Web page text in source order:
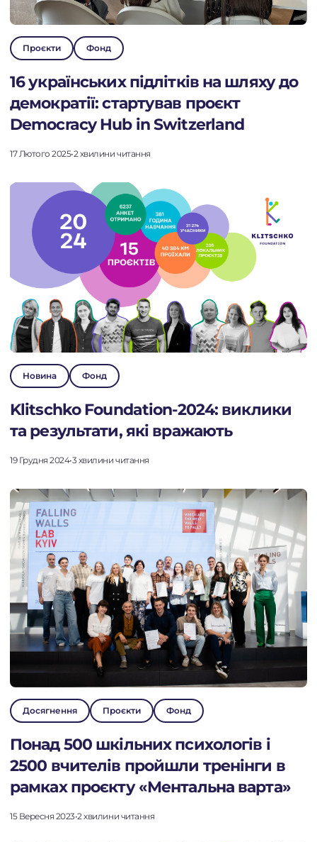
Проєкти Фонд
16 українських підлітків на шляху до
демократії: стартував проєкт
Democracy Hub in Switzerland
17 Лютого 2025•2 хвилини читання
Новина Фонд
Klitschko Foundation-2024: виклики
та результати, які вражають
19 Грудня 2024•3 хвилини читання
Досягнення Проєкти Фонд
Понад 500 шкільних психологів і
2500 вчителів пройшли тренінги в
рамках проєкту «Ментальна варта»
15 Вересня 2023•2 хвилини читання